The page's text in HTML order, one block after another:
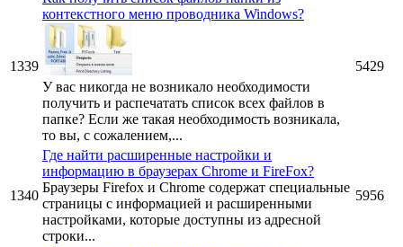
1339
контекстного меню проводника Windows?
У вас никогда не возникало необходимости
получить и распечатать список всех файлов в
папке? Если же такая необходимость возникала,
то вы, с сожалением,...
5429
1340
Где найти расширенные настройки и
информацию в браузерах Chrome и FireFox?
Браузеры Firefox и Chrome содержат специальные
страницы с информацией и расширенными
настройками, которые доступны из адресной
строки...
5956